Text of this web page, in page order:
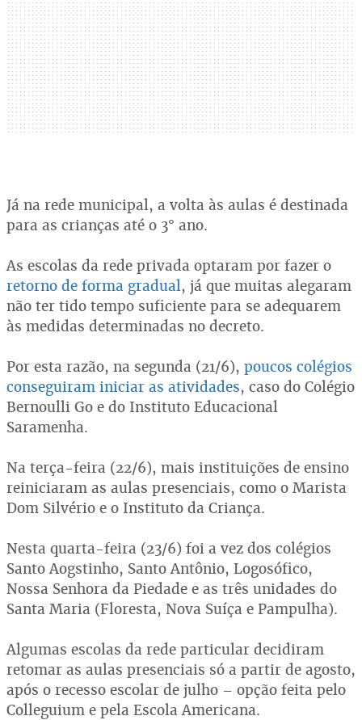
Já na rede municipal, a volta às aulas é destinada
para as crianças até o 3° ano.
As escolas da rede privada optaram por fazer o
retorno de forma gradual, já que muitas alegaram
não ter tido tempo suficiente para se adequarem
às medidas determinadas no decreto.
Por esta razão, na segunda (21/6), poucos colégios
conseguiram iniciar as atividades, caso do Colégio
Bernoulli Go e do Instituto Educacional
Saramenha.
Na terça-feira (22/6), mais instituições de ensino
reiniciaram as aulas presenciais, como o Marista
Dom Silvério e o Instituto da Criança.
Nesta quarta-feira (23/6) foi a vez dos colégios
Santo Aogstinho, Santo Antônio, Logosófico,
Nossa Senhora da Piedade e as três unidades do
Santa Maria (Floresta, Nova Suíça e Pampulha).
Algumas escolas da rede particular decidiram
retomar as aulas presenciais só a partir de agosto,
após o recesso escolar de julho – opção feita pelo
Colleguium e pela Escola Americana.